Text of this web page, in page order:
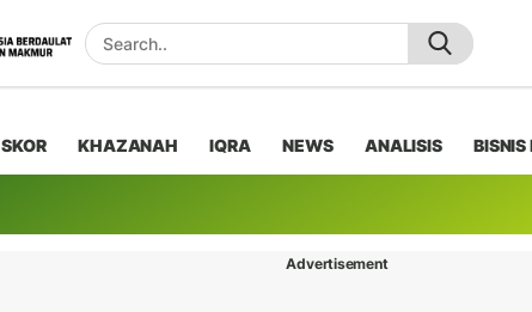
SKOR KHAZANAH IQRA NEWS ANALISIS BISNIS
Advertisement